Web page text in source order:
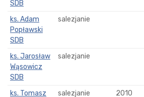
SDB
ks. Adam
Popławski
SDB
salezjanie
ks. Jarosław
Wąsowicz
SDB
salezjanie
ks. Tomasz
salezjanie 2010